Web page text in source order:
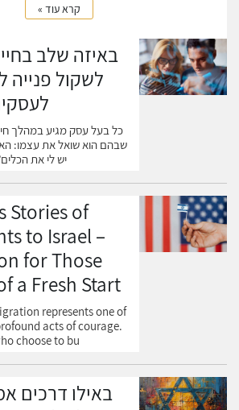
כאשר מתכננים אירוע, חשוב לשקול תקציב.
רעיונות במסגרת תקציב ריאלי, ויאפשר לך
התוכניות שלך לפי הצורך כדי להוזיל את
עלות המקום, כמו גם ביטוח והשכרה. עלות
נוסף. למרות שזה אולי נראה מטופש, עלות
מספר האנשים שישתתפו באירוע.
אם אתם מתכננים לקיים אירוע גדול עם
לרשימת ביקורת מאורגנת היטב כדי לעקוב
יכול גם לעזור להשתמש בתוכנת ניהול פרויקטים
לייעל את התהליך. מעקב אחר משימות ומועדים
הוא שיטה שימושית נוספת.
זיהוי קהל היעד הוא שלב מפתח נוסף בתהליך
שלך תעזור לך לקבוע כיצד להתאים את האירוע
והצרכים שלהם. יצירת תוכן מושך מבחינה
פוטנציאליים להתרגש מהאירוע. זה יכול להוביל
עניין מאנשים שאחרת לא היו משתתפים.
כיצד לבחור מתכנן
קרא עוד »
באיזה שלב
לשקול פנייה
כל בעל עסק מגיע במהלך
שבהם הוא שואל את עצמו:
יש לי את
Stories of
to Israel –
for Those
a Fresh Start
represents one of
acts of courage.
choose to bu...
באילו דרכים